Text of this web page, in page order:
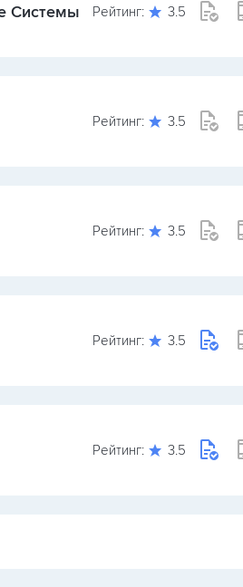
Системы Рейтинг: 3.5
Рейтинг: 3.5
Рейтинг: 3.5
Рейтинг: 3.5
Рейтинг: 3.5